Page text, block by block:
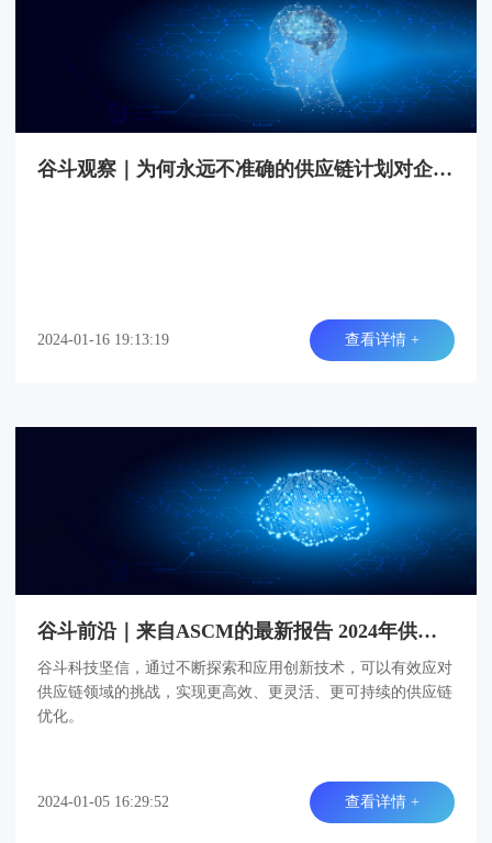
谷斗观察｜为何永远不准确的供应链计划对企业至关重要？
2024-01-16 19:13:19 查看详情 +
谷斗前沿｜来自ASCM的最新报告 2024年供应链发展十大趋势
谷斗科技坚信，通过不断探索和应用创新技术，可以有效应对
供应链领域的挑战，实现更高效、更灵活、更可持续的供应链
优化。
2024-01-05 16:29:52 查看详情 +